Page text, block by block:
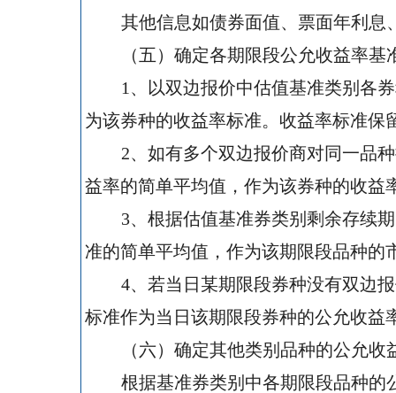
其他信息如债券面值、票面年利息
（五）确定各期限段公允收益率基
1 、以双边报价中估值基准类别各
为该券种的收益率标准。收益率标准保
2、如有多个双边报价商对同一品
益率的简单平均值，作为该券种的收益
3、根据估值基准券类别剩余存续
准的简单平均值，作为该期限段品种的
4、若当日某期限段券种没有双边
标准作为当日该期限段券种的公允收益
（六）确定其他类别品种的公允收
根据基准券类别中各期限段品种的